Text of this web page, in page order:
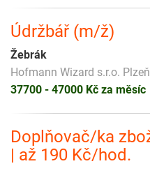
Údržbář (m/ž)
Žebrák
Hofmann Wizard s.r.o.
37700 - 47000 Kč za měsíc
Doplňovač/ka
| až 190 Kč/hod.